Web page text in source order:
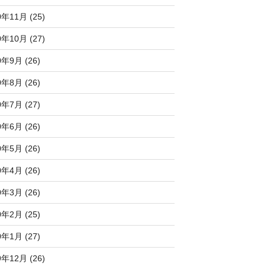
11月 (25)
10月 (27)
9月 (26)
8月 (26)
7月 (27)
6月 (26)
5月 (26)
4月 (26)
3月 (26)
2月 (25)
1月 (27)
12月 (26)